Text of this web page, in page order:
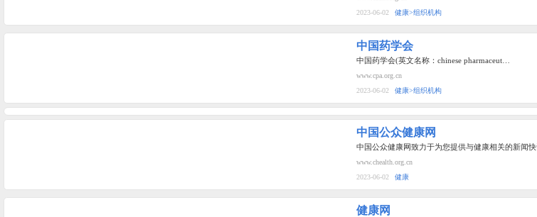
2023-06-02
健康>组织机构
中国药学会
中国药学会(英文名称：chinese pharmaceut…
www.cpa.org.cn
2023-06-02
健康>组织机构
中国公众健康网
中国公众健康网致力于为您提供与健康相关的新闻
www.chealth.org.cn
2023-06-02
健康
健康网